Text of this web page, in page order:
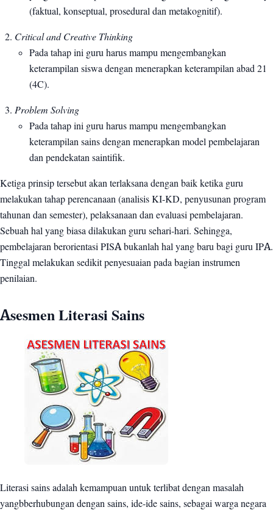
(faktual, konseptual, prosedural dan metakognitif).
Critical and Creative Thinking
Pada tahap ini guru harus mampu mengembangkan
keterampilan siswa dengan menerapkan keterampilan abad 21
(4C).
Problem Solving
Pada tahap ini guru harus mampu mengembangkan
keterampilan sains dengan menerapkan model pembelajaran
dan pendekatan saintifik.
Ketiga prinsip tersebut akan terlaksana dengan baik ketika guru
melakukan tahap perencanaan (analisis KI-KD, penyusunan program
tahunan dan semester), pelaksanaan dan evaluasi pembelajaran.
Sebuah hal yang biasa dilakukan guru sehari-hari. Sehingga,
pembelajaran berorientasi PISA bukanlah hal yang baru bagi guru IPA.
Tinggal melakukan sedikit penyesuaian pada bagian instrumen
penilaian.
Asesmen Literasi Sains
Literasi sains adalah kemampuan untuk terlibat dengan masalah
yangbberhubungan dengan sains, ide-ide sains, sebagai warga negara